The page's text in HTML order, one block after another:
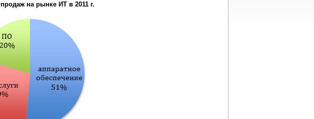
на рынке ИТ в 2011 г.